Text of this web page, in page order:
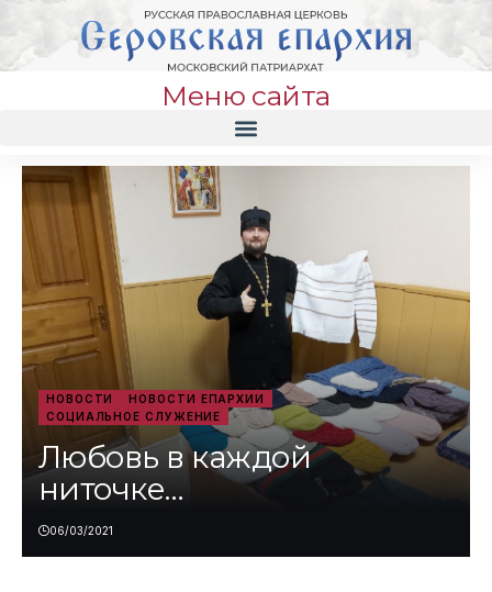
Меню сайта
НОВОСТИ
НОВОСТИ ЕПАРХИИ
СОЦИАЛЬНОЕ СЛУЖЕНИЕ
Любовь в каждой
ниточке…
06/03/2021